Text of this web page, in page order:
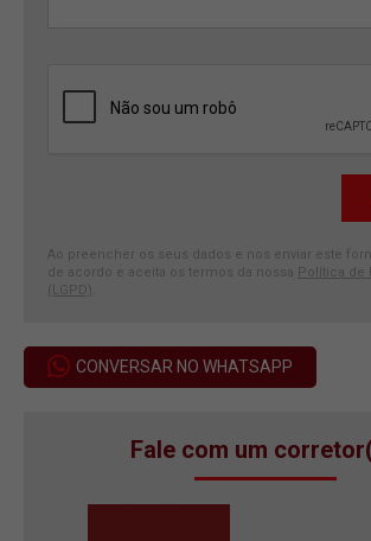
Ao preencher os seus dados e nos enviar este
de acordo e aceita os termos da nossa Política de
(LGPD)
CONVERSAR NO WHATSAPP
Fale com um